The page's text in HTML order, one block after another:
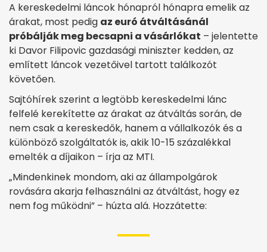
A kereskedelmi láncok hónapról hónapra emelik az
árakat, most pedig az euró átváltásánál
próbálják meg becsapni a vásárlókat – jelentette
ki Davor Filipovic gazdasági miniszter kedden, az
említett láncok vezetőivel tartott találkozót
követően.
Sajtóhírek szerint a legtöbb kereskedelmi lánc
felfelé kerekítette az árakat az átváltás során, de
nem csak a kereskedők, hanem a vállalkozók és a
különböző szolgáltatók is, akik 10-15 százalékkal
emelték a díjaikon – írja az MTI.
„Mindenkinek mondom, aki az állampolgárok
rovására akarja felhasználni az átváltást, hogy ez
nem fog működni” – húzta alá. Hozzátette: